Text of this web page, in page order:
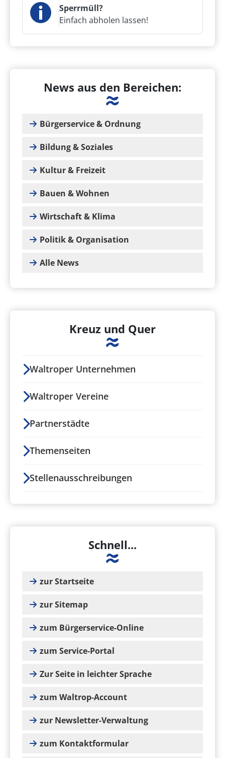
Sperrmüll?
Einfach abholen lassen!
News aus den Bereichen:
Bürgerservice & Ordnung
Bildung & Soziales
Kultur & Freizeit
Bauen & Wohnen
Wirtschaft & Klima
Politik & Organisation
Alle News
Kreuz und Quer
Waltroper Unternehmen
Waltroper Vereine
Partnerstädte
Themenseiten
Stellenausschreibungen
Schnell...
zur Startseite
zur Sitemap
zum Bürgerservice-Online
zum Service-Portal
Zur Seite in leichter Sprache
zum Waltrop-Account
zur Newsletter-Verwaltung
zum Kontaktformular